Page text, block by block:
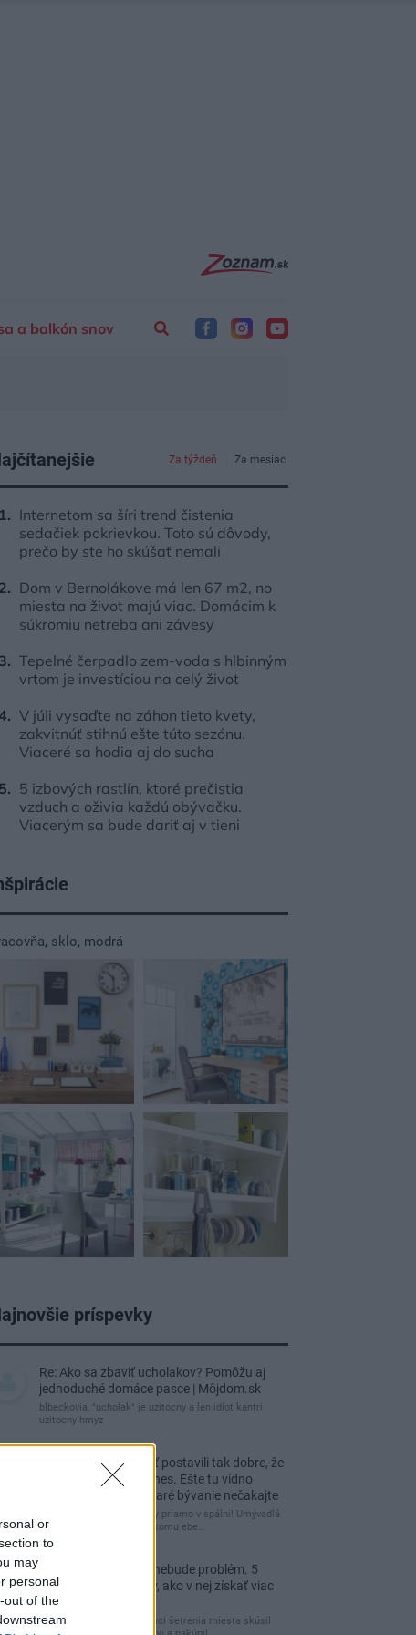
or
to
may
personal
out of the
a balkón snov
Za týždeň Za mesiac
Internetom sa šíri trend čistenia
sedačiek pokrievkou. Toto sú dôvody,
prečo by ste ho skúšať nemali
Dom v Bernolákove má len 67 m2, no
miesta na život majú viac. Domácim k
súkromiu netreba ani závesy
Tepelné čerpadlo zem-voda s hlbinným
vrtom je investíciou na celý život
V júli vysaďte na záhon tieto kvety,
zakvitnúť stihnú ešte túto sezónu.
Viaceré sa hodia aj do sucha
5 izbových rastlín, ktoré prečistia
vzduch a oživia každú obývačku.
Viacerým sa bude dariť aj v tieni
, sklo, modrá
príspevky
Re: Ako sa zbaviť ucholakov? Pomôžu aj
jednoduché domáce pasce | Môjdom.sk
blbeckovia, "ucholak" je uzitocny a len idiot kantri
uzitocny hmyz
Re: Vidiecku usadlosť postavili tak dobre, že
domáceho chráni i dnes. Ešte tu vidno
kamenné múry, no staré bývanie nečakajte
čakám kedy budú wc misy priamo v spálni! Umývadlá
už sú štandardom! Tu niekomu ebe…
Re: Tesná spálňa už nebude problém. 5
praktických nápadov, ako v nej získať viac
úložného miesta
Ja som pred časom v rámci šetrenia miesta skúsil